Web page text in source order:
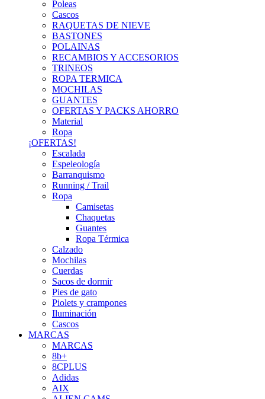
Poleas
Cascos
RAQUETAS DE NIEVE
BASTONES
POLAINAS
RECAMBIOS Y ACCESORIOS
TRINEOS
ROPA TERMICA
MOCHILAS
GUANTES
OFERTAS Y PACKS AHORRO
Material
Ropa
¡OFERTAS!
Escalada
Espeleología
Barranquismo
Running / Trail
Ropa
Camisetas
Chaquetas
Guantes
Ropa Térmica
Calzado
Mochilas
Cuerdas
Sacos de dormir
Pies de gato
Piolets y crampones
Iluminación
Cascos
MARCAS
MARCAS
8b+
8CPLUS
Adidas
AIX